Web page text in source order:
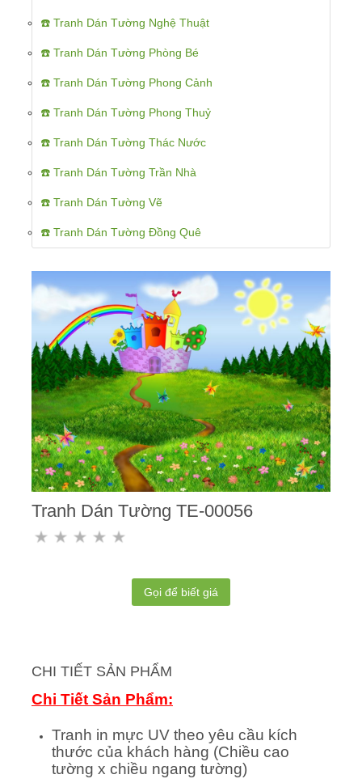
☎️ Tranh Dán Tường Nghệ Thuật
☎️ Tranh Dán Tường Phòng Bé
☎️ Tranh Dán Tường Phong Cảnh
☎️ Tranh Dán Tường Phong Thuỷ
☎️ Tranh Dán Tường Thác Nước
☎️ Tranh Dán Tường Trần Nhà
☎️ Tranh Dán Tường Vẽ
☎️ Tranh Dán Tường Đồng Quê
Tranh Dán Tường TE-00056
Gọi để biết giá
CHI TIẾT SẢN PHẨM
Chi Tiết Sản Phẩm:
Tranh in mực UV theo yêu cầu kích
thước của khách hàng (Chiều cao
tường x chiều ngang tường)